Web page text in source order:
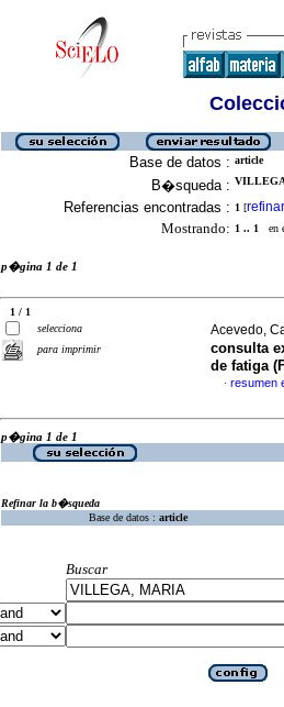
Base de datos : article
B�squeda :
Referencias encontradas : 1 [refinar
Mostrando: 1 .. 1 en
p�gina 1 de 1
1 / 1
selecciona
para imprimir
Acevedo,
consulta
de fatiga
· resumen
p�gina 1 de 1
Refinar la b�squeda
Base de datos : article
Buscar